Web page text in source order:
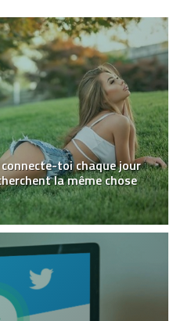
toi chaque jour
la même chose